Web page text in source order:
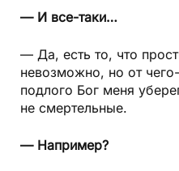
— И все-таки…
— Да, есть то, что
невозможно, но от
подлого Бог меня
не смертельные.
— Например?